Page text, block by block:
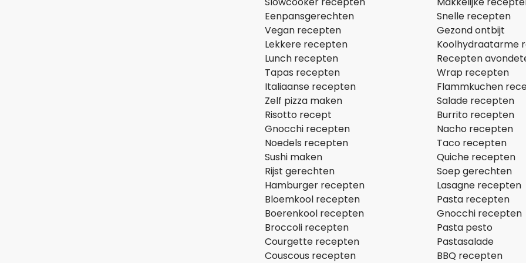
Eenpansgerechten
Vegan recepten
Lekkere recepten
Lunch recepten
Tapas recepten
Italiaanse recepten
Zelf pizza maken
Risotto recept
Gnocchi recepten
Noedels recepten
Sushi maken
Rijst gerechten
Hamburger recepten
Bloemkool recepten
Boerenkool recepten
Broccoli recepten
Courgette recepten
Couscous recepten
Snelle recepten
Gezond ontbijt
Koolhydraatarme
Recepten
Wrap recepten
Flammkuchen
Salade recepten
Burrito recepten
Nacho recepten
Taco recepten
Quiche recepten
Soep gerechten
Lasagne recepten
Pasta recepten
Gnocchi recepten
Pasta pesto
Pastasalade
BBQ recepten